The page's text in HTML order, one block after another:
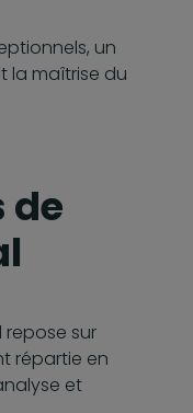
un
la maîtrise du
de
repose sur
répartie en
et